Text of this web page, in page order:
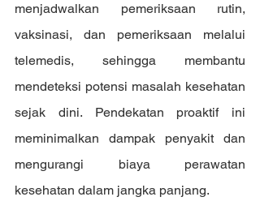
menjadwalkan pemeriksaan rutin,
vaksinasi, dan pemeriksaan melalui
telemedis, sehingga membantu
mendeteksi potensi masalah kesehatan
sejak dini. Pendekatan proaktif ini
meminimalkan dampak penyakit dan
mengurangi biaya perawatan
kesehatan dalam jangka panjang.